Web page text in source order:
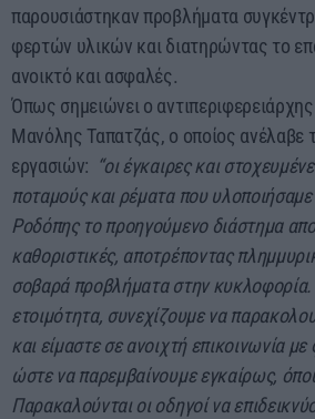
παρουσιάστηκαν προβλήματα
φερτών υλικών και διατηρώντας το
ανοικτό και ασφαλές.
Όπως σημειώνει ο
Μανόλης Ταπατζάς, ο οποίος ανέλαβε
εργασιών: “οι έγκαιρες και
ποταμούς και ρέματα που
Ροδόπης το προηγούμενο διάστημα
καθοριστικές, αποτρέποντας
σοβαρά προβλήματα στην
ετοιμότητα, συνεχίζουμε να
και είμαστε σε ανοιχτή επικοινωνία με
ώστε να παρεμβαίνουμε εγκαίρως, όπου
Παρακαλούνται οι οδηγοί να